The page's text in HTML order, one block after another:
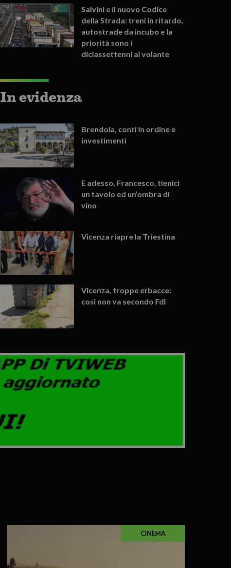
Salvini e il nuovo Codice
della Strada: treni in ritardo,
autostrade da incubo e la
priorità sono i
diciassettenni al volante
In evidenza
Brendola, conti in ordine e
investimenti
E adesso, Francesco, tienici
un tavolo ed un’ombra di
vino
Vicenza riapre la Triestina
Vicenza, troppe erbacce:
così non va secondo FdI
CINEMA